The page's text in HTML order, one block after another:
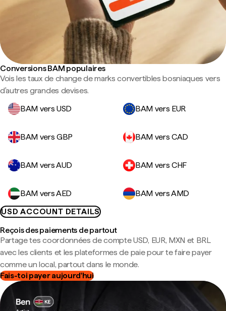
Conversions BAM populaires
Vois les taux de change de marks convertibles bosniaques vers
d'autres grandes devises.
BAM vers USD
BAM vers EUR
BAM vers GBP BAM vers CAD
BAM vers AUD BAM vers CHF
BAM vers AED
BAM vers AMD
USD ACCOUNT DETAILS
Reçois des paiements de partout
Partage tes coordonnées de compte USD, EUR, MXN et BRL
avec les clients et les plateformes de paie pour te faire payer
comme un local, partout dans le monde.
Fais-toi payer aujourd'hui